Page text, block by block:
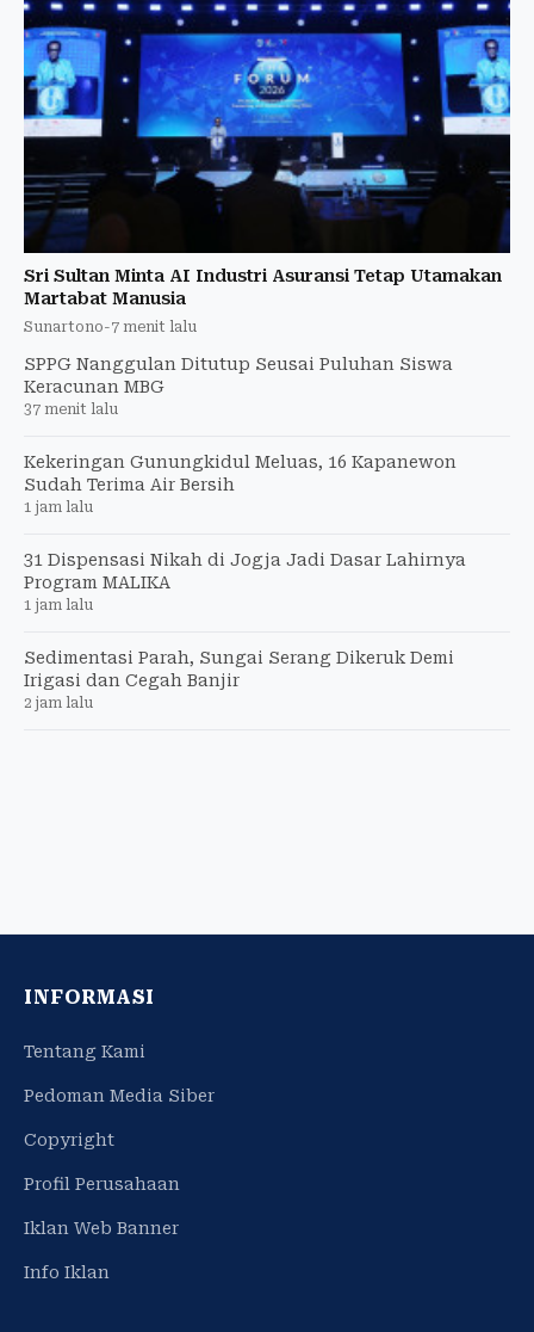
Sri Sultan Minta AI Industri Asuransi Tetap Utamakan
Martabat Manusia
Sunartono-7 menit lalu
SPPG Nanggulan Ditutup Seusai Puluhan Siswa
Keracunan MBG
37 menit lalu
Kekeringan Gunungkidul Meluas, 16 Kapanewon
Sudah Terima Air Bersih
1 jam lalu
31 Dispensasi Nikah di Jogja Jadi Dasar Lahirnya
Program MALIKA
1 jam lalu
Sedimentasi Parah, Sungai Serang Dikeruk Demi
Irigasi dan Cegah Banjir
2 jam lalu
INFORMASI
Tentang Kami
Pedoman Media Siber
Copyright
Profil Perusahaan
Iklan Web Banner
Info Iklan